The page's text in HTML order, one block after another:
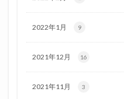
2022年1月 9
2021年12月 16
2021年11月 3